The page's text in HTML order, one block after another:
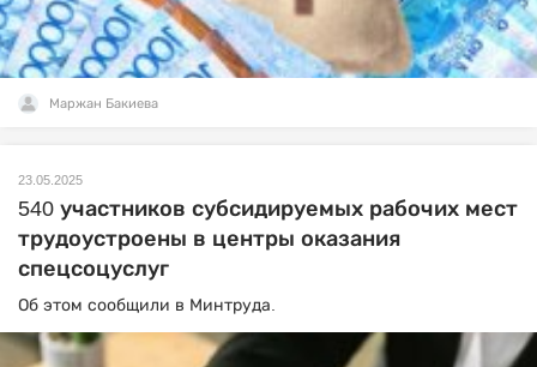
Маржан Бакиева
23.05.2025
540 участников субсидируемых рабочих мест
трудоустроены в центры оказания
спецсоцуслуг
Об этом сообщили в Минтруда.